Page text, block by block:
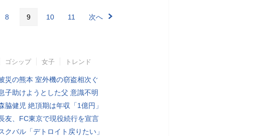
8 9 10 11 次へ
ゴシップ 女子 トレンド
災の熊本 室外機の窃盗相次ぐ
子助けようとした父 意識不明
脇健児 絶頂期は年収「1億円」
友、FC東京で現役続行を宣言
クバル「デトロイト戻りたい」